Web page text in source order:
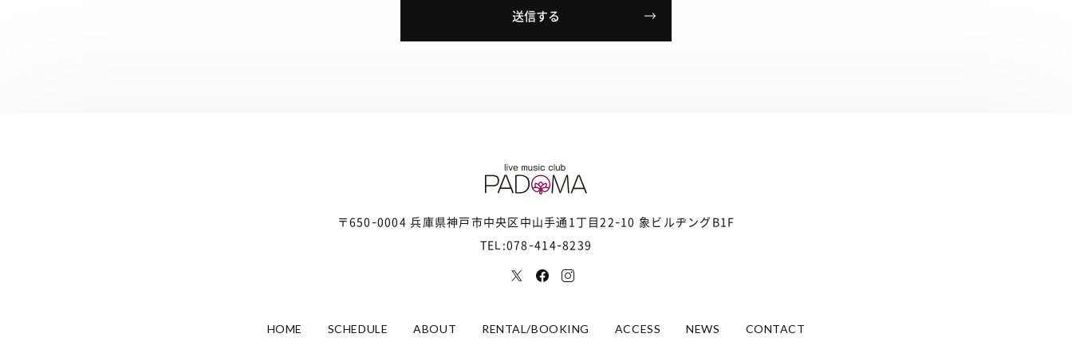
〒650-0004 兵庫県神戸市中央区 中山手通1丁目22-10 象ビルヂングB1F
TEL:078-414-8239
HOME SCHEDULE ABOUT RENTAL/BOOKING ACCESS NEWS CONTACT